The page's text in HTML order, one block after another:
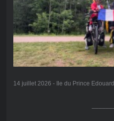
14 juillet 2026 - Ile du Prince Edouard